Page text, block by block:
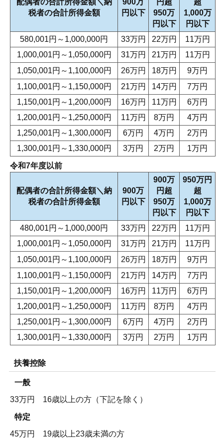
配偶者の合計所得金額＼納
税者の合計所得金額
900万
円以下
円超
950万
円以下
超
1,000万
円以下
580,001円～1,000,000円
33万円 22万円
11万円
1,000,001円～1,050,000円
31万円 21万円
11万円
1,050,001円～1,100,000円
26万円 18万円
9万円
1,100,001円～1,150,000円
21万円 14万円
7万円
1,150,001円～1,200,000円
16万円 11万円
6万円
1,200,001円～1,250,000円
11万円 8万円
4万円
1,250,001円～1,300,000円
6万円 4万円
2万円
1,300,001円～1,330,000円
3万円 2万円 1万円
令和7年度以前
配偶者の合計所得金額＼納
税者の合計所得金額
900万
円以下
900万
円超
950万
円以下
950万円
超
1,000万
円以下
480,001円～1,000,000円
33万円 22万円
11万円
1,000,001円～1,050,000円
31万円 21万円
11万円
1,050,001円～1,100,000円
26万円 18万円
9万円
1,100,001円～1,150,000円
21万円 14万円
7万円
1,150,001円～1,200,000円
16万円 11万円
6万円
1,200,001円～1,250,000円
11万円 8万円
4万円
1,250,001円～1,300,000円
6万円 4万円
2万円
1,300,001円～1,330,000円
3万円 2万円 1万円
扶養控除
一般
33万円 16歳以上の方（下記を除く）
特定
45万円 19歳以上23歳未満の方